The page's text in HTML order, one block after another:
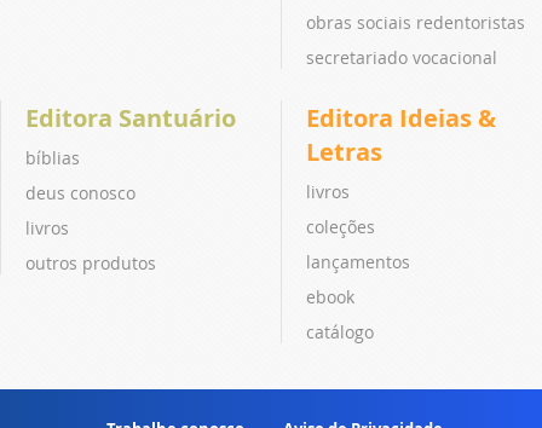
obras sociais redentoristas
secretariado vocacional
Editora Santuário
bíblias
deus conosco
livros
outros produtos
Editora Ideias &
Letras
livros
coleções
lançamentos
ebook
catálogo